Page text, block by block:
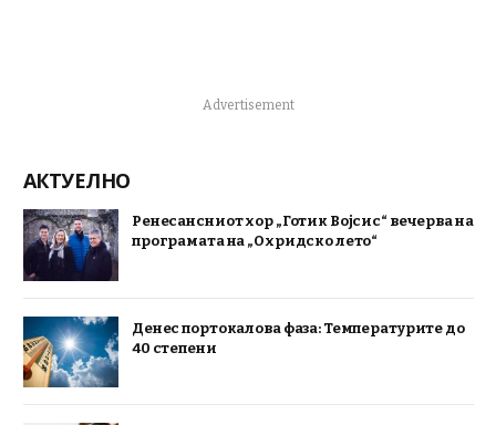
Advertisement
АКТУЕЛНО
Ренесансниот хор „Готик Војсис“ вечерва на
програмата на „Охридско лето“
Денес портокалова фаза: Температурите до
40 степени